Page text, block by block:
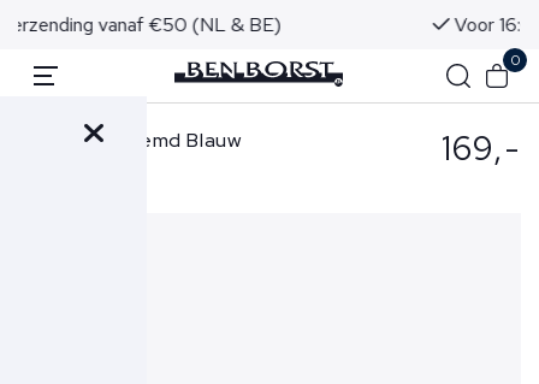
Voor 16:00 uur besteld, morgen in huis!
0
Xacus Overhemd Blauw 169,-